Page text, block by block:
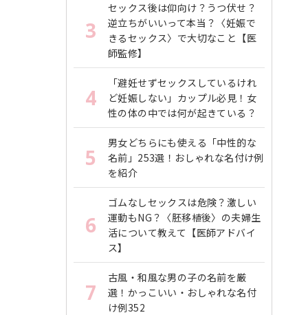
3
セックス後は仰向け？うつ伏せ？
逆立ちがいいって本当？〈妊娠で
きるセックス〉で大切なこと【医
師監修】
4
「避妊せずセックスしているけれ
ど妊娠しない」カップル必見！女
性の体の中では何が起きている？
5
男女どちらにも使える「中性的な
名前」253選！おしゃれな名付け例
を紹介
6
ゴムなしセックスは危険？激しい
運動もNG？〈胚移植後〉の夫婦生
活について教えて【医師アドバイ
ス】
7
古風・和風な男の子の名前を厳
選！かっこいい・おしゃれな名付
け例352